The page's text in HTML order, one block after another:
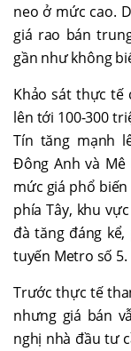
neo ở mức cao.
giá rao bán
gần như không
Khảo sát thực tế
lên tới 100-300
Tín tăng mạnh
Đông Anh và Mê
mức giá phổ
phía Tây, khu
đà tăng đáng
tuyến Metro số 5.
Trước thực tế
nhưng giá bán
nghị nhà đầu tư